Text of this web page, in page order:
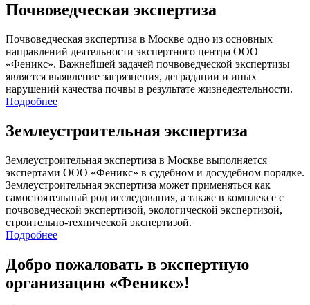
Почвоведческая экспертиза
Почвоведческая экспертиза в Москве одно из основных
направлений деятельности экспертного центра ООО
«Феникс». Важнейшей задачей почвоведческой экспертизы
является выявление загрязнения, деградации и иных
нарушений качества почвы в результате жизнедеятельности.
Подробнее
Землеустроительная экспертиза
Землеустроительная экспертиза в Москве выполняется
экспертами ООО «Феникс» в судебном и досудебном порядке.
Землеустроительная экспертиза может применяться как
самостоятельный род исследования, а также в комплексе с
почвоведческой экспертизой, экологической экспертизой,
строительно-технической экспертизой.
Подробнее
Добро пожаловать в экспертную
организацию «Феникс»!